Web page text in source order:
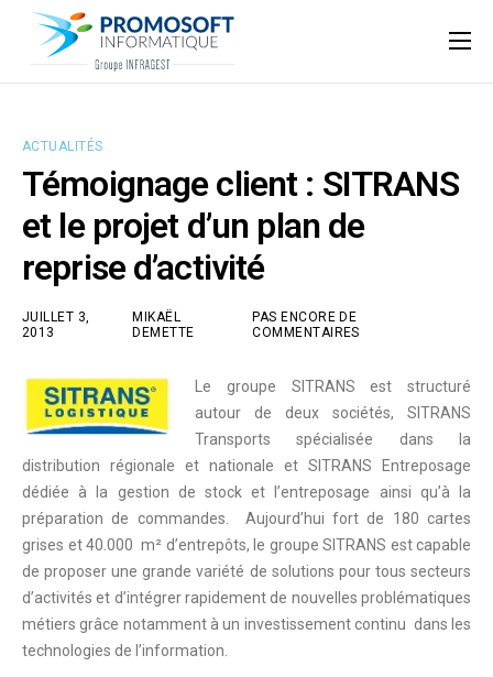
Qui sommes-nous ?
Nos ressources
Support
ACTUALITÉS
Témoignage client : SITRANS
et le projet d’un plan de
reprise d’activité
JUILLET 3,
2013
MIKAËL
DEMETTE
PAS ENCORE DE
COMMENTAIRES
Le groupe SITRANS est structuré
autour de deux sociétés, SITRANS
Transports spécialisée dans la
distribution régionale et nationale et SITRANS Entreposage
dédiée à la gestion de stock et l’entreposage ainsi qu’à la
préparation de commandes. Aujourd’hui fort de 180 cartes
grises et 40.000 m² d’entrepôts, le groupe SITRANS est capable
de proposer une grande variété de solutions pour tous secteurs
d’activités et d’intégrer rapidement de nouvelles problématiques
métiers grâce notamment à un investissement continu dans les
technologies de l’information.